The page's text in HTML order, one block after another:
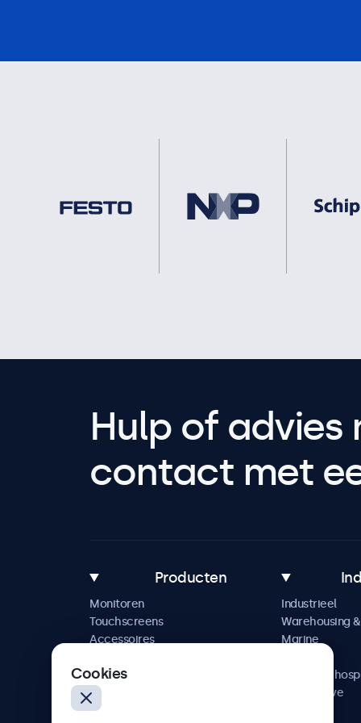
Hulp of advies
contact met
Producten
Monitoren
Touchscreens
Accessoires
Industrieel
Warehousing
Marine
Horeca &
Automotive
Cookies